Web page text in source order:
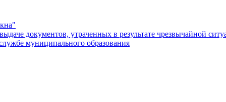
документов, утраченных в результате чрезвычайной
муниципального образования